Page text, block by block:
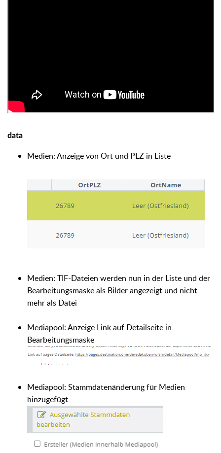
data
Medien: Anzeige von Ort und PLZ in Liste
Medien: TIF-Dateien werden nun in der Liste und der
Bearbeitungsmaske als Bilder angezeigt und nicht
mehr als Datei
Mediapool: Anzeige Link auf Detailseite in
Bearbeitungsmaske
Mediapool: Stammdatenänderung für Medien
hinzugefügt